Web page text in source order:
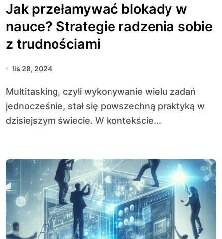
Jak przełamywać blokady w
nauce? Strategie radzenia sobie
z trudnościami
lis 28, 2024
Multitasking, czyli wykonywanie wielu zadań
jednocześnie, stał się powszechną praktyką w
dzisiejszym świecie. W kontekście...